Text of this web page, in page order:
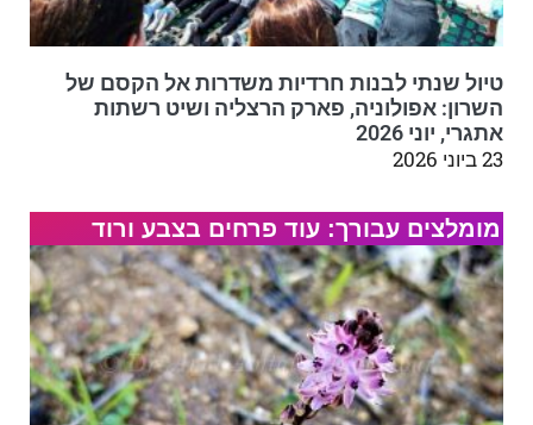
טיול שנתי לבנות חרדיות משדרות אל הקסם של
השרון: אפולוניה, פארק הרצליה ושיט רשתות
אתגרי, יוני 2026
23 ביוני 2026
מומלצים עבורך: עוד פרחים בצבע ורוד